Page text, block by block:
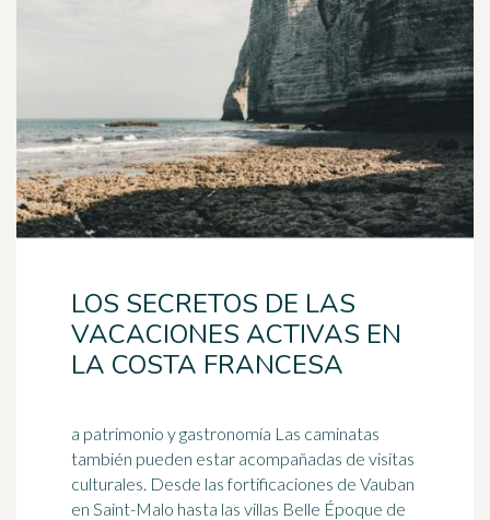
LOS SECRETOS DE LAS
VACACIONES ACTIVAS EN
LA COSTA FRANCESA
a patrimonio y gastronomía Las caminatas
también pueden estar acompañadas de visitas
culturales. Desde las fortificaciones de Vauban
en Saint-Malo hasta las villas Belle Époque de